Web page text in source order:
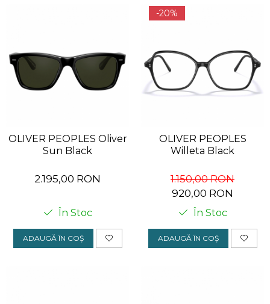
STELLA MCCARTNEY
TIFFANY&CO
OLIVER PEOPLES Oliver
Sun Black
2.195,00 RON
În Stoc
ADAUGĂ ÎN COȘ
-20%
OLIVER PEOPLES
Willeta Black
1.150,00 RON
920,00 RON
În Stoc
ADAUGĂ ÎN COȘ